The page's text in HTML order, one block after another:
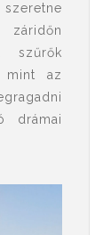
záridőn
szűrők
mint az
drámai